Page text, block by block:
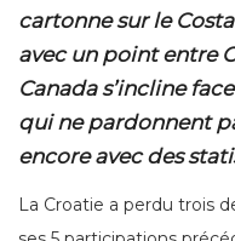
cartonne sur le
avec un point entre
Canada s’incline
qui ne pardonnent
encore avec des
La Croatie a perdu trois